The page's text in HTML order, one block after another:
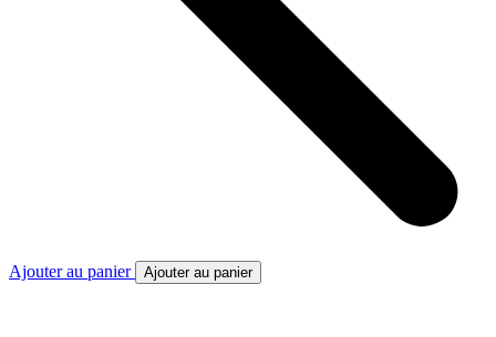
Ajouter au panier Ajouter au panier